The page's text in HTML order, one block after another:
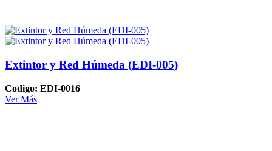
Extintor y Red Húmeda (EDI-005)
Codigo: EDI-0016
Ver Más